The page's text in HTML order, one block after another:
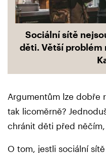
Sociální sítě
děti. Větší problém
Argumentům lze dobře
tak licoměrně?
chránit děti před něčím,
O tom, jestli sociální